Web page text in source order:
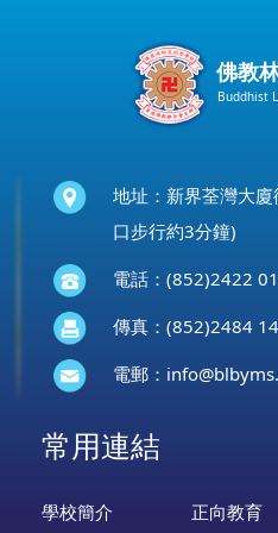
佛教
Buddhist
地址：新界荃灣大
口步行約3分鐘)
電話：(852)2422
傳真：(852)2484
電郵：
常用連結
學校簡介 正向教育